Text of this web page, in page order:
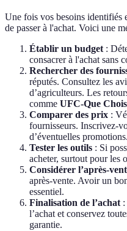
Une fois vos besoins identifiés
de passer à l'achat. Voici une
Établir un budget :
consacrer à l'achat sans
Rechercher des
réputés. Consultez les
d’agriculteurs. Les
comme UFC-Que
Comparer des prix :
fournisseurs. Inscrivez-
d’éventuelles promotions.
Tester les outils : Si
acheter, surtout pour les
Considérer l’après-
après-vente. Avoir un
essentiel.
Finalisation de l’achat
l’achat et conservez
garantie.